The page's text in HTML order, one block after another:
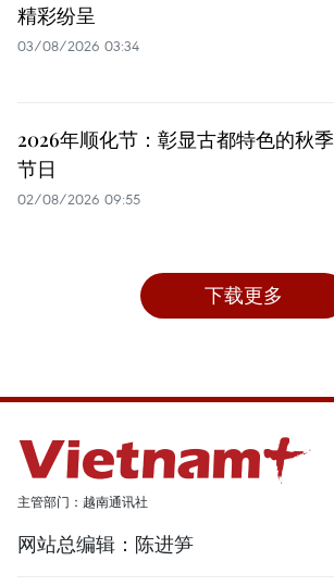
精彩纷呈
03/08/2026 03:34
2026年顺化节：彰显古都特色的秋季
节日
02/08/2026 09:55
下载更多
主管部门：越南通讯社
网站总编辑：陈进笋